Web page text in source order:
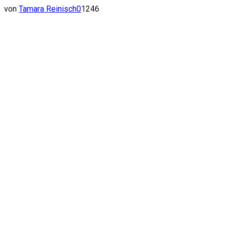
von Tamara Reinisch01246